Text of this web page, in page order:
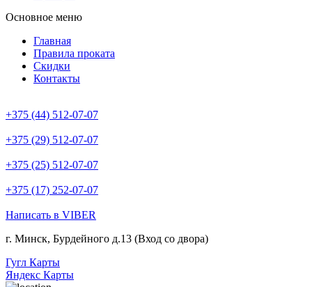
Основное меню
Главная
Правила проката
Скидки
Контакты
+375 (44) 512-07-07
+375 (29) 512-07-07
+375 (25) 512-07-07
+375 (17) 252-07-07
Написать в VIBER
г. Минск, Бурдейного д.13 (Вход со двора)
Гугл Карты
Яндекс Карты